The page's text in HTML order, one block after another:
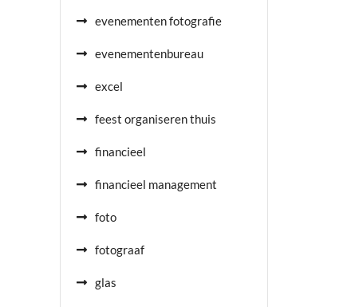
evenementen fotografie
evenementenbureau
excel
feest organiseren thuis
financieel
financieel management
foto
fotograaf
glas